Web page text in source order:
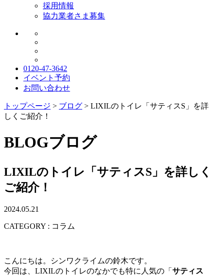
採用情報
協力業者さま募集
0120-47-3642
イベント予約
お問い合わせ
トップページ > ブログ > LIXILのトイレ「サティスS」を詳
しくご紹介！
BLOGブログ
LIXILのトイレ「サティスS」を詳しく
ご紹介！
2024.05.21
CATEGORY : コラム
こんにちは。シンワクライムの鈴木です。
今回は、LIXILのトイレのなかでも特に人気の「 サティス